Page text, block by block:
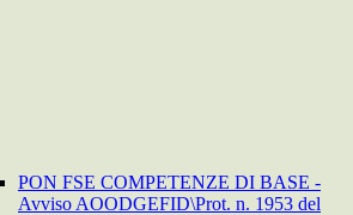
PON FSE COMPETENZE DI BASE -
Avviso AOODGEFID\Prot. n. 1953 del